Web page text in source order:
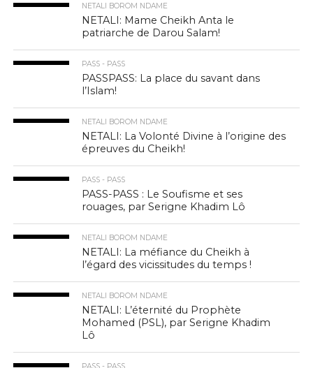
NETALI BOROM NDAME
NETALI: Mame Cheikh Anta le
patriarche de Darou Salam!
PASS - PASS
PASSPASS: La place du savant dans
l’Islam!
NETALI BOROM NDAME
NETALI: La Volonté Divine à l’origine des
épreuves du Cheikh!
PASS - PASS
PASS-PASS : Le Soufisme et ses
rouages, par Serigne Khadim Lô
NETALI BOROM NDAME
NETALI: La méfiance du Cheikh à
l’égard des vicissitudes du temps !
NETALI BOROM NDAME
NETALI: L’éternité du Prophète
Mohamed (PSL), par Serigne Khadim
Lô
PASS - PASS